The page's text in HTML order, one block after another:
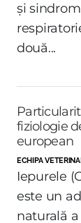
și
două...
fiziologie
european
ECHIPA
Iepurele
este un
naturală a